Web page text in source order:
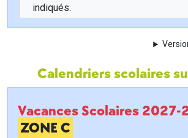
indiqués.
Calendriers scolaires
Vacances Scolaires 2027-
ZONE C